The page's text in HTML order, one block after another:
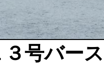
号バー